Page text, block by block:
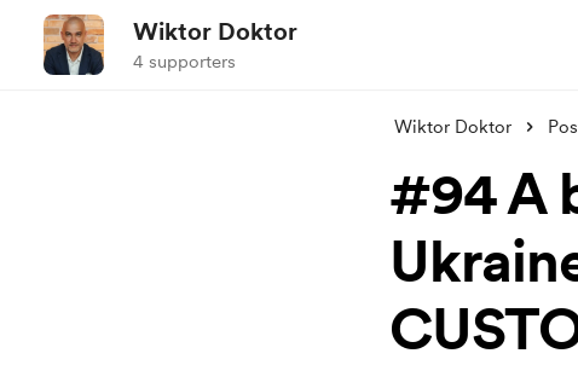
Wiktor Doktor
4 supporters
Wiktor Doktor
#94 A